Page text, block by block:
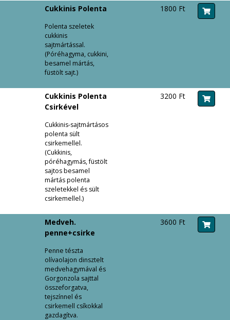
Cukkinis Polenta
Polenta szeletek
cukkinis
sajtmártással.
(Póréhagyma, cukkini,
besamel mártás,
füstölt sajt.)
1800 Ft
Cukkinis Polenta
Csirkével
Cukkinis-sajtmártásos
polenta sült
csirkemellel.
(Cukkinis,
póréhagymás, füstölt
sajtos besamel
mártás polenta
szeletekkel és sült
csirkemellel.)
3200 Ft
Medveh.
penne+csirke
Penne tészta
olívaolajon dinsztelt
medvehagymával és
Gorgonzola sajttal
összeforgatva,
tejszínnel és
csirkemell csíkokkal
gazdagítva.
3600 Ft